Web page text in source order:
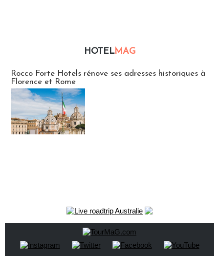
HOTELMAG
Rocco Forte Hotels rénove ses adresses historiques à
Florence et Rome